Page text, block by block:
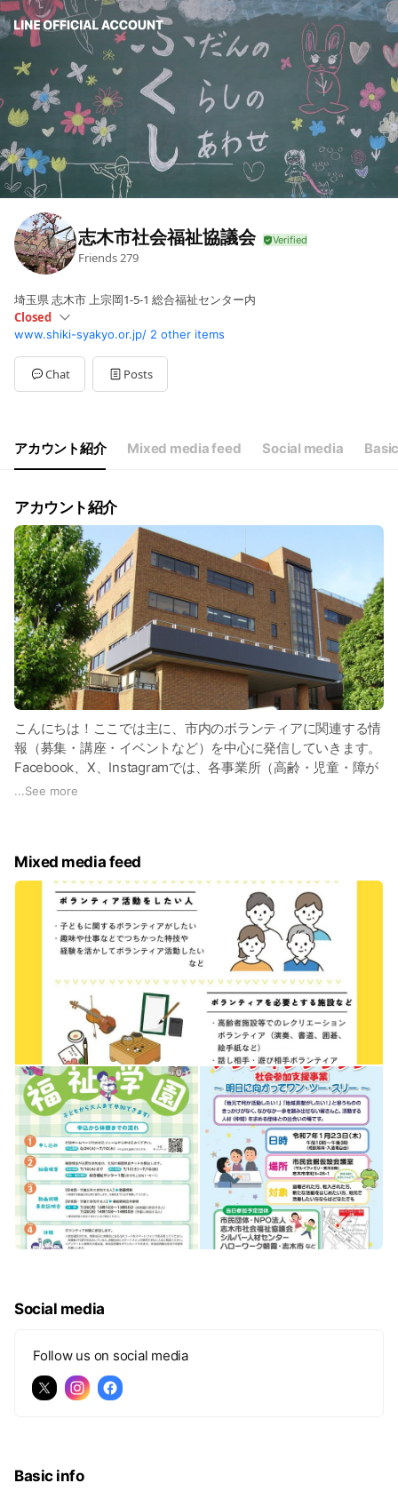
志木市社会福祉協議会
Friends279
埼玉県 志木市 上宗岡1-5-1 総合福祉センター内
Closed
SunClosed
Mon08:30 - 17:15
Tue08:30 - 17:15
Wed08:30 - 17:15
Closed
土日祝、年末年始（12/29～1/3）はお休みです
www.shiki-syakyo.or.jp/ 2 other items
Chat Posts
アカウント紹介 Mixed media feed Social media
アカウント紹介
こんにちは！ここでは主に、市内のボランティアに関連する情
報（募集・講座・イベントなど）を中心に発信していきます。
Facebook、X、Instagramでは、各事業所（高齢・児童・障が
い・地域福祉）の事業を中心に発信していますのでこちらもぜ
...See more
Mixed media feed
Social media
Follow us on social media
Basic info